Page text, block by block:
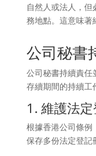
自然人或法人，
務地點。這意味著
公司秘書
公司秘書持續責任
存續期間的持續工
1. 維護法
根據香港公司條例
保存多份法定登記